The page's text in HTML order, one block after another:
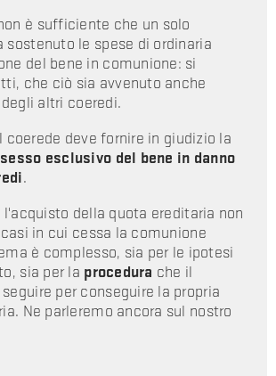
è sufficiente che un solo
sostenuto le spese di ordinaria
del bene in comunione: si
che ciò sia avvenuto anche
altri coeredi.
coerede deve fornire in giudizio la
esclusivo del bene in danno
.
l'acquisto della quota ereditaria non
in cui cessa la comunione
è complesso, sia per le ipotesi
sia per la procedura che il
per conseguire la propria
Ne parleremo ancora sul nostro